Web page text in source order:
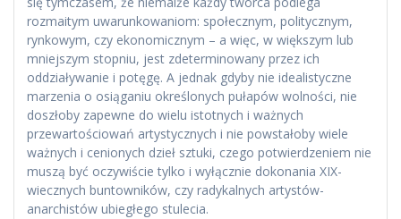
rozmaitym uwarunkowaniom: społecznym, politycznym,
rynkowym, czy ekonomicznym – a więc, w większym lub
mniejszym stopniu, jest zdeterminowany przez ich
oddziaływanie i potęgę. A jednak gdyby nie idealistyczne
marzenia o osiąganiu określonych pułapów wolności, nie
doszłoby zapewne do wielu istotnych i ważnych
przewartościowań artystycznych i nie powstałoby wiele
ważnych i cenionych dzieł sztuki, czego potwierdzeniem nie
muszą być oczywiście tylko i wyłącznie dokonania XIX-
wiecznych buntowników, czy radykalnych artystów-
anarchistów ubiegłego stulecia.